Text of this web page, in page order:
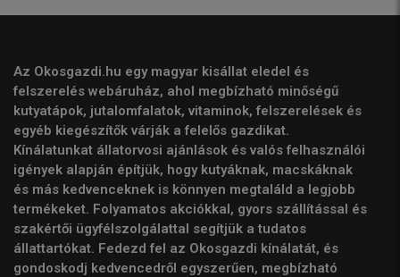
Az Okosgazdi.hu egy magyar kisállat eledel és
felszerelés webáruház, ahol megbízható minőségű
kutyatápok, jutalomfalatok, vitaminok, felszerelések és
egyéb kiegészítők várják a felelős gazdikat.
Kínálatunkat állatorvosi ajánlások és valós felhasználói
igények alapján építjük, hogy kutyáknak, macskáknak
és más kedvenceknek is könnyen megtaláld a legjobb
termékeket. Folyamatos akciókkal, gyors szállítással és
szakértői ügyfélszolgálattal segítjük a tudatos
állattartókat. Fedezd fel az Okosgazdi kínálatát, és
gondoskodj kedvencedről egyszerűen, megbízható